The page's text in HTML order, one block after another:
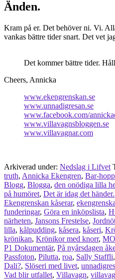
Änden.
Kram på er. Det behöver ni. Vi.
vankas bättre tider snart. Det vet
Det kommer bättre tider.
Cheers, Annicka
www.ekengrenskan.se
www.unnadigresan.se
www.facebook.com/
www.villavagnsbloggen.se
www.villavagnar.com
Arkiverad under: Nedslag i Lifvet
truth, Annicka Ekengren, Bar-
Blogg, Blogga, den onödiga lilla
på humöret, Det är idag det händer.
Ekengrenskan kåserar,
funderingar, Göra en inköpslista,
närheten, Jansons Frestelse,
lilla, kålpudding, kåsera, kåseri,
krönikan, Krönikor med knorr,
P1 Dokumentär, På nyårsdagen
Passfoton, Pilutta, roa, Sally Staffli,
Dali?, Slöseri med livet,
Vad blir utfallet, Villavagn,